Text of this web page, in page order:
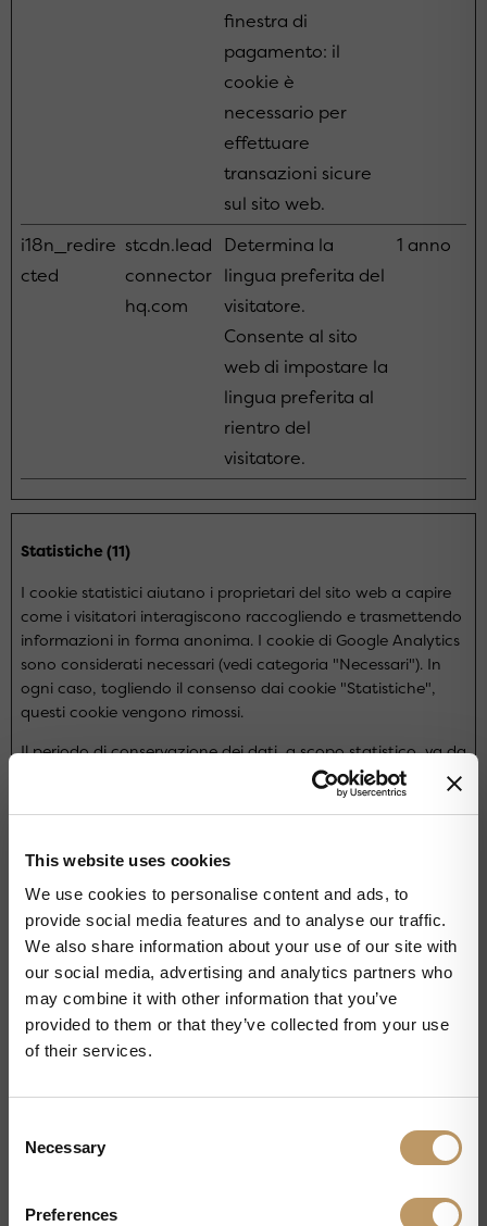
This website uses cookies
We use cookies to personalise content and ads, to
provide social media features and to analyse our traffic.
We also share information about your use of our site with
our social media, advertising and analytics partners who
may combine it with other information that you’ve
provided to them or that they’ve collected from your use
of their services.
Necessary
Preferences
finestra di
pagamento: il
cookie è
necessario per
effettuare
transazioni sicure
sul sito web.
i18n_redire
cted
stcdn.lead
connector
hq.com
Determina la
lingua preferita del
visitatore.
Consente al sito
web di impostare la
lingua preferita al
rientro del
visitatore.
1 anno
Statistiche (11)
I cookie statistici aiutano i proprietari del sito web a capire
come i visitatori interagiscono raccogliendo e trasmettendo
informazioni in forma anonima. I cookie di Google Analytics
sono considerati necessari (vedi categoria "Necessari"). In
ogni caso, togliendo il consenso dai cookie "Statistiche",
questi cookie vengono rimossi.
Il periodo di conservazione dei dati, a scopo statistico, va da
14 a 26 mesi. E' possibile richiederne la cancellazione in ogni
momento scrivendo a: privacy@cannavacciuologroup.it.
Nome Fornitore Scopo
ma di
archivi
azione
_clck
Microsoft
Raccoglie dati
relativi alla
comportamento